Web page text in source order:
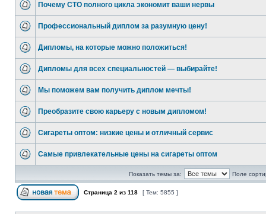
Почему СТО полного цикла экономит ваши нервы
Профессиональный диплом за разумную цену!
Дипломы, на которые можно положиться!
Дипломы для всех специальностей — выбирайте!
Мы поможем вам получить диплом мечты!
Преобразите свою карьеру с новым дипломом!
Сигареты оптом: низкие цены и отличный сервис
Самые привлекательные цены на сигареты оптом
Показать темы за: Поле
Страница 2 из 118 [ Тем: 5855 ]